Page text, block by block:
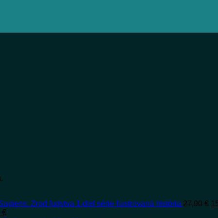
Zrod ľudstva 1.diel série Ilustrovaná história 27,90€
€